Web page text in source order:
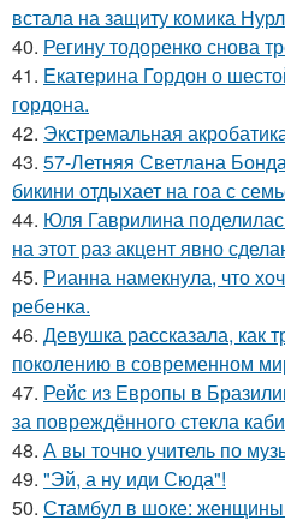
встала на защиту комика
40. Регину тодоренко снова
41. Екатерина Гордон о
гордона.
42. Экстремальная
43. 57-Летняя Светлана
бикини отдыхает на гоа с
44. Юля Гаврилина
на этот раз акцент явно
45. Рианна намекнула, что
ребенка.
46. Девушка рассказала, как
поколению в современном
47. Рейс из Европы в
за повреждённого стекла
48. А вы точно учитель по
49. "Эй, а ну иди Сюда"!
50. Стамбул в шоке: женщины